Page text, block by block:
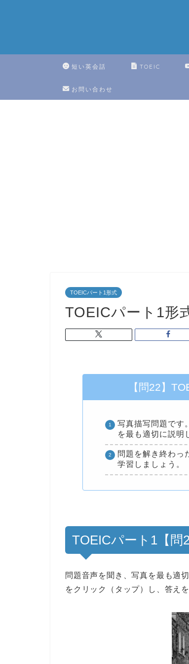
短い英会話 TOEIC
お問い合わせ
TOEICパート1形式
TOEICパート1形
【問22】
写真描写問題です
を最も適切に説明
問題を解き終わっ
学習しましょう。
TOEICパート1【問
問題音声を聞き、写真を最も適
をクリック（タップ）し、答え